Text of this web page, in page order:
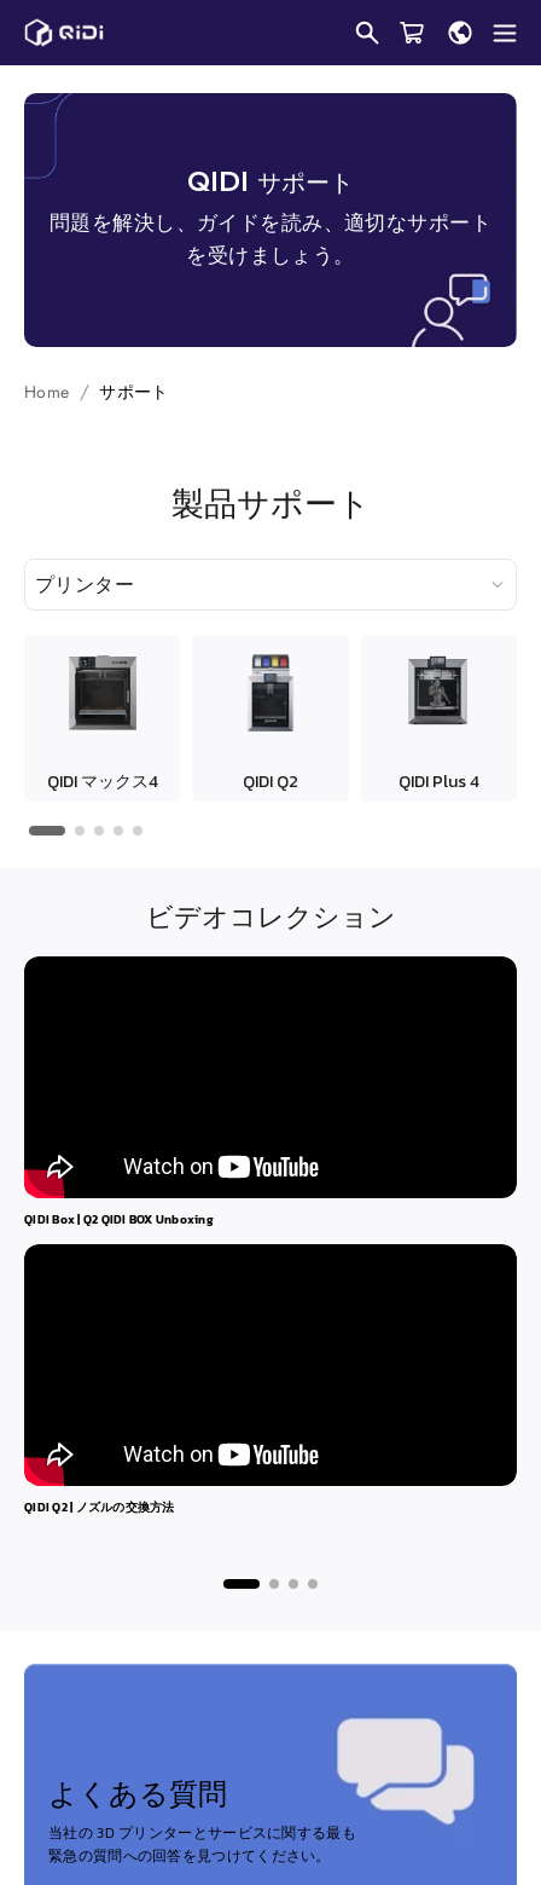
QIDI サポート
問題を解決し、ガイドを読み、適切なサポート
を受けましょう。
Home サポート
製品サポート
プリンター
QIDIマックス4 QIDI Q2 QIDIPlus 4
ビデオコレクション
QIDI Box | Q2 QIDI BOX Unboxing
QIDI Q2| ノズルの交換方法
よくある質問
当社の 3D プリンターとサービスに関する最も
緊急の質問への回答を見つけてください。